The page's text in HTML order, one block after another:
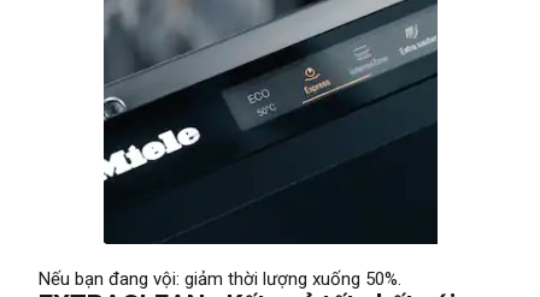
Nếu bạn đang vội: giảm thời lượng xuống 50%.